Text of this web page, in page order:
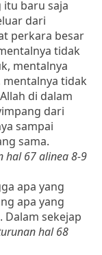
baru saja
dari
perkara besar
tidak
mentalnya
mentalnya tidak
di dalam
dari
sampai
sama.
hal 67 alinea 8-9
apa yang
apa yang
Dalam sekejap
hal 68